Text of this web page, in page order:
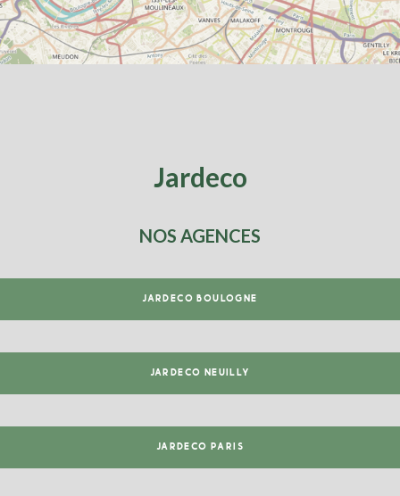
Jardeco
NOS AGENCES
JARDECO BOULOGNE
JARDECO NEUILLY
JARDECO PARIS